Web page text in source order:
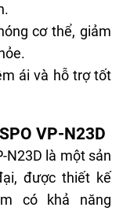
cơ thể, giảm
ái và hỗ trợ tốt
VP-N23D
N23D là một sản
được thiết kế
có khả năng